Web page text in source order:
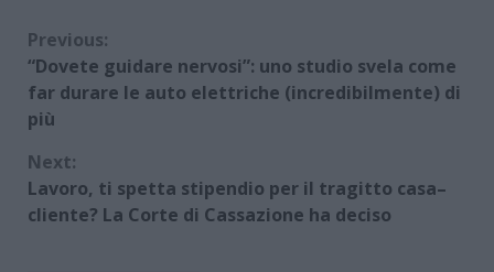
Continue
Reading
Previous:
“Dovete guidare nervosi”: uno studio svela come
far durare le auto elettriche (incredibilmente) di
più
Next:
Lavoro, ti spetta stipendio per il tragitto casa–
cliente? La Corte di Cassazione ha deciso